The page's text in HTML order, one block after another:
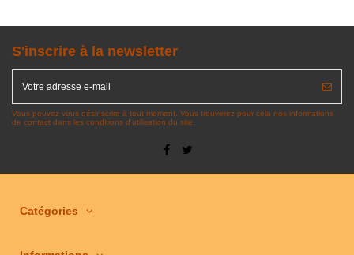
S'inscrire à la newsletter
Vous pouvez vous désinscrire à tout moment. Vous trouverez pour cela nos informations
de contact dans les conditions d'utilisation du site.
Catégories